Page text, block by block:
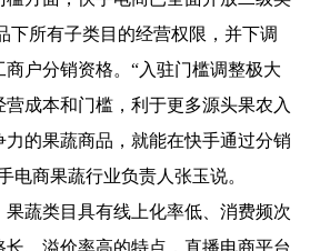
下所有子类目的经营权限，并下调
户分销资格。“入驻门槛调整极大
成本和门槛，利于更多源头果农入
的果蔬商品，就能在快手通过分销
电商果蔬行业负责人张玉说。
果蔬类目具有线上化率低、消费频次
、溢价率高的特点，直播电商平台